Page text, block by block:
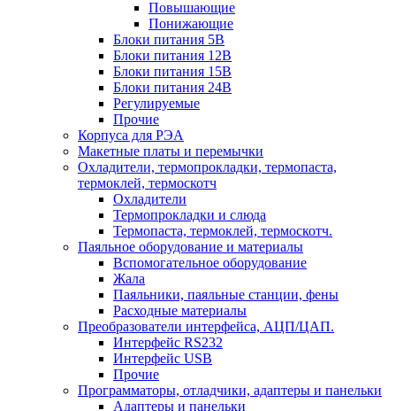
Повышающие
Понижающие
Блоки питания 5В
Блоки питания 12В
Блоки питания 15В
Блоки питания 24В
Регулируемые
Прочие
Корпуса для РЭА
Макетные платы и перемычки
Охладители, термопрокладки, термопаста,
термоклей, термоскотч
Охладители
Термопрокладки и слюда
Термопаста, термоклей, термоскотч.
Паяльное оборудование и материалы
Вспомогательное оборудование
Жала
Паяльники, паяльные станции, фены
Расходные материалы
Преобразователи интерфейса, АЦП/ЦАП.
Интерфейс RS232
Интерфейс USB
Прочие
Программаторы, отладчики, адаптеры и панельки
Адаптеры и панельки